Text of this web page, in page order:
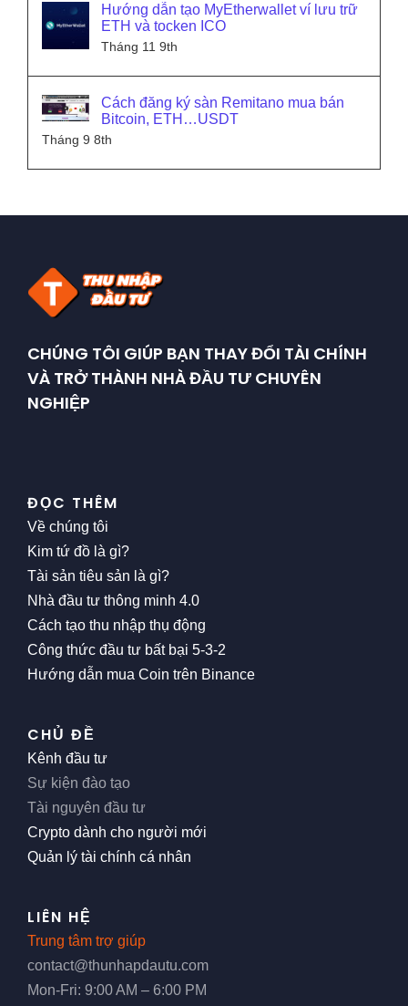
Hướng dẫn tạo MyEtherwallet ví lưu trữ
ETH và tocken ICO
Tháng 11 9th
Cách đăng ký sàn Remitano mua bán
Bitcoin, ETH…USDT
Tháng 9 8th
CHÚNG TÔI GIÚP BẠN THAY ĐỔI TÀI CHÍNH
VÀ TRỞ THÀNH NHÀ ĐẦU TƯ CHUYÊN
NGHIỆP
ĐỌC THÊM
Về chúng tôi
Kim tứ đồ là gì?
Tài sản tiêu sản là gì?
Nhà đầu tư thông minh 4.0
Cách tạo thu nhập thụ động
Công thức đầu tư bất bại 5-3-2
Hướng dẫn mua Coin trên Binance
CHỦ ĐỀ
Kênh đầu tư
Sự kiện đào tạo
Tài nguyên đầu tư
Crypto dành cho người mới
Quản lý tài chính cá nhân
LIÊN HỆ
Trung tâm trợ giúp
contact@thunhapdautu.com
Mon-Fri: 9:00 AM – 6:00 PM